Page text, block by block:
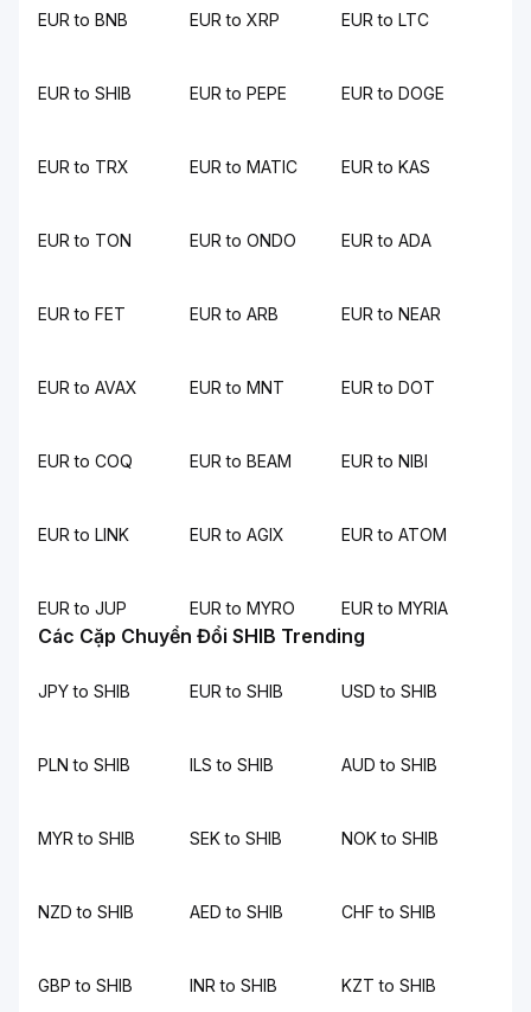
EUR to BNB EUR to XRP EUR to LTC
EUR to SHIB EUR to PEPE EUR to DOGE
EUR to TRX EUR to MATIC EUR to KAS
EUR to TON EUR to ONDO EUR to ADA
EUR to FET EUR to ARB EUR to NEAR
EUR to AVAX EUR to MNT EUR to DOT
EUR to COQ EUR to BEAM EUR to NIBI
EUR to LINK EUR to AGIX EUR to ATOM
EUR to JUP EUR to MYRO EUR to MYRIA
Các Cặp Chuyển Đổi SHIB Trending
JPY to SHIB EUR to SHIB USD to SHIB
PLN to SHIB ILS to SHIB AUD to SHIB
MYR to SHIB SEK to SHIB NOK to SHIB
NZD to SHIB AED to SHIB CHF to SHIB
GBP to SHIB INR to SHIB KZT to SHIB